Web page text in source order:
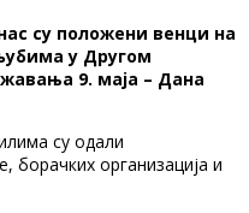
су положени венци на
у Другом
9. маја – Дана
су одали
борачких организација и